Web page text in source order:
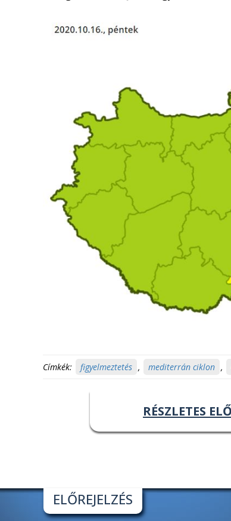
Címkék: figyelmeztetés , mediterrán ciklon ,
RÉSZLETES
ELŐREJELZÉS